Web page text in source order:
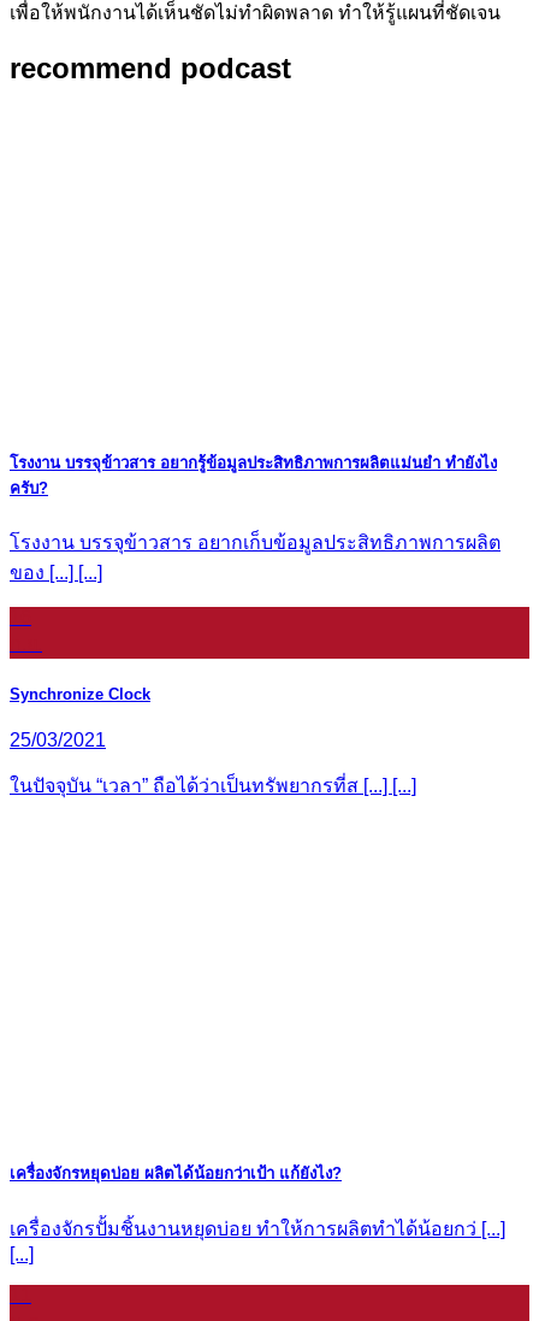
เพื่อให้พนักงานได้เห็นชัดไม่ทำผิดพลาด ทำให้รู้แผนที่ชัดเจน
recommend podcast
โรงงาน บรรจุข้าวสาร อยากรู้ข้อมูลประสิทธิภาพการผลิตแม่นยำ ทำยังไง
ครับ?
โรงงาน บรรจุข้าวสาร อยากเก็บข้อมูลประสิทธิภาพการผลิต
ของ [...] [...]
Synchronize Clock
25/03/2021
ในปัจจุบัน “เวลา” ถือได้ว่าเป็นทรัพยากรที่ส [...] [...]
เครื่องจักรหยุดบ่อย ผลิตได้น้อยกว่าเป้า แก้ยังไง?
เครื่องจักรปั้มชิ้นงานหยุดบ่อย ทำให้การผลิตทำได้น้อยกว่ [...]
[...]